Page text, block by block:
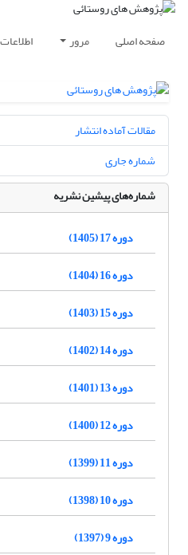
صفحه اصلی مرور
مقالات آماده انتشار
شماره جاری
شماره‌های پیشین نشریه
دوره 17 (1405)
دوره 16 (1404)
دوره 15 (1403)
دوره 14 (1402)
دوره 13 (1401)
دوره 12 (1400)
دوره 11 (1399)
دوره 10 (1398)
دوره 9 (1397)